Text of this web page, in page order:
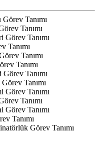
Tanımı
Tanımı
Görev Tanımı
Tanımı
Tanımı
Tanımı
Tanımı
Tanımı
Tanımı
Tanımı
Görev Tanımı
Tanımı
Görev Tanımı